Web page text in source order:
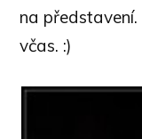
na představení.
včas. :)